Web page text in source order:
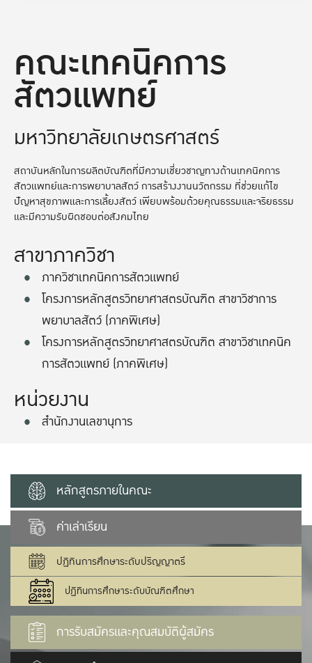
คณะเทคนิคการ
สัตวแพทย์
มหาวิทยาลัยเกษตรศาสตร์
สถาบันหลักในการผลิตบัณฑิตที่มีความเชี่ยวชาญทางด้านเทคนิคการ
สัตวแพทย์และการพยาบาลสัตว์ การสร้างงานนวัตกรรม ที่ช่วยแก้ไข
ปัญหาสุขภาพและการเลี้ยงสัตว์ เพียบพร้อมด้วยคุณธรรมและจริยธรรม
และมีความรับผิดชอบต่อสังคมไทย
สาขาภาควิชา
ภาควิชาเทคนิคการสัตวแพทย์
โครงการหลักสูตรวิทยาศาสตรบัณฑิต สาขาวิชาการ
พยาบาลสัตว์ (ภาคพิเศษ)
โครงการหลักสูตรวิทยาศาสตรบัณฑิต สาขาวิชาเทคนิค
การสัตวแพทย์ (ภาคพิเศษ)
หน่วยงาน
สำนักงานเลขานุการ
หลักสูตรภายในคณะ
ค่าเล่าเรียน
ปฏิทินการศึกษาระดับปริญญาตรี
ปฏิทินการศึกษาระดับบัณฑิตศึกษา
การรับสมัครและคุณสมบัติผู้สมัคร